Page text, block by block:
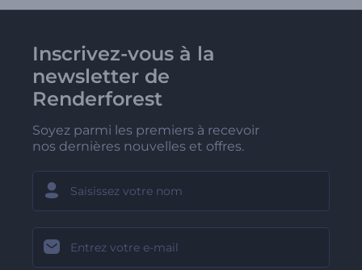
Inscrivez-vous à la
newsletter de
Renderforest
Soyez parmi les premiers à recevoir
nos dernières nouvelles et offres.